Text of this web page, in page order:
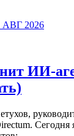
2026
Сегодня